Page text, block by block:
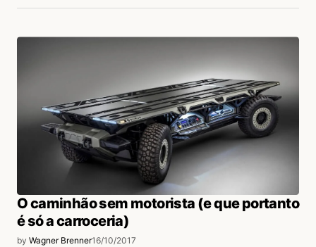
O caminhão sem motorista (e que portanto
é só a carroceria)
by Wagner Brenner16/10/2017